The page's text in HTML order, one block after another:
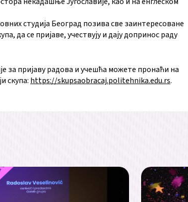
студија Београд позива све заинтересоване
да се пријаве, учествују и дају допринос раду
за пријаву радова и учешћа можете пронаћи на
скупа: https://skupsaobracaj.politehnika.edu.rs.